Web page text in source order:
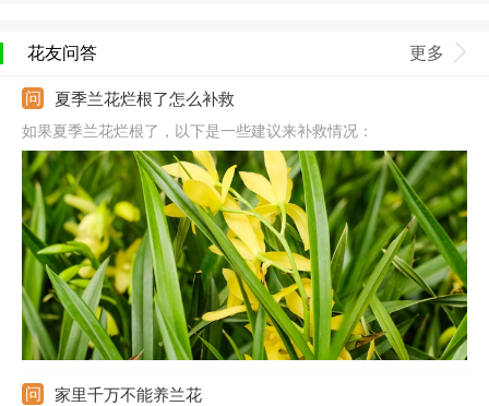
花友问答 更多
夏季兰花烂根了怎么补救
如果夏季兰花烂根了，以下是一些建议来补救情况：
家里千万不能养兰花